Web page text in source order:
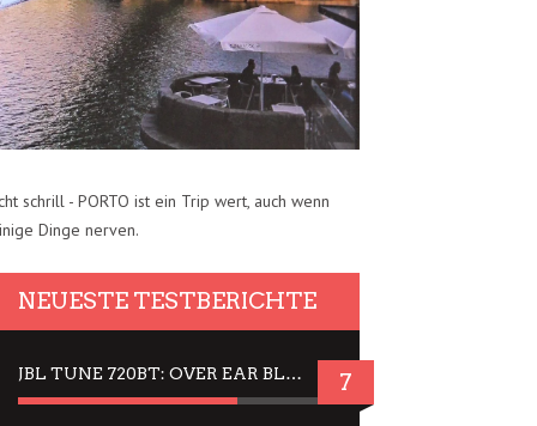
schrill - PORTO ist ein Trip wert, auch wenn
Dinge nerven.
NEUESTE TESTBERICHTE
JBL TUNE 720BT: OVER EAR BLUETOOTH KOPFHÖRER UM DIE 50,-€ IM DAUER-TEST 7